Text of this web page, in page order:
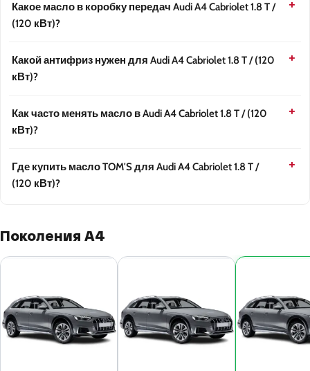
Какое масло в коробку передач Audi A4 Cabriolet 1.8 T /
(120 кВт)?
Какой антифриз нужен для Audi A4 Cabriolet 1.8 T / (120
кВт)?
Как часто менять масло в Audi A4 Cabriolet 1.8 T / (120
кВт)?
Где купить масло TOM'S для Audi A4 Cabriolet 1.8 T /
(120 кВт)?
Поколения A4